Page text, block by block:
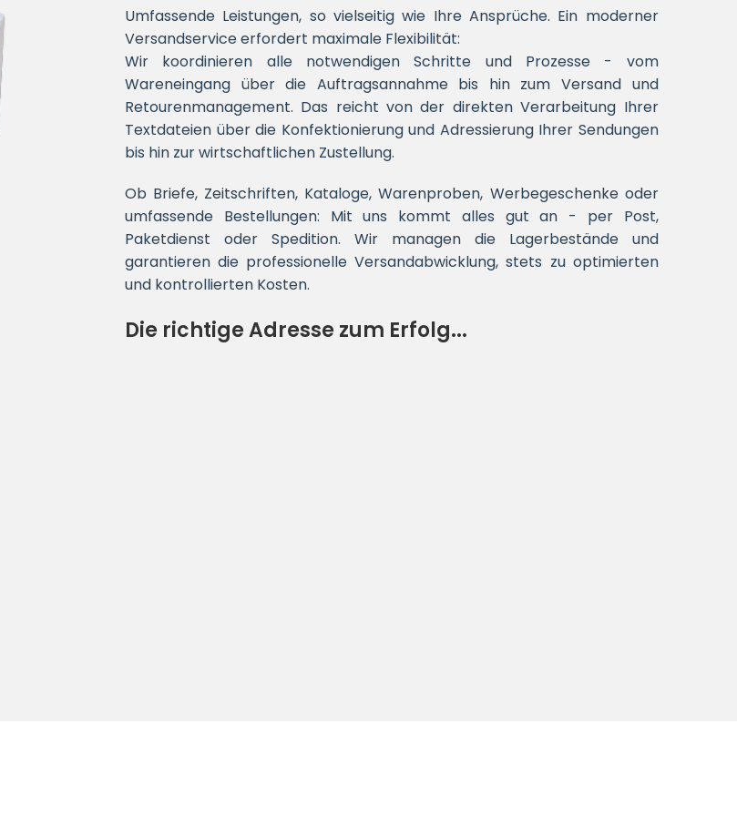
Umfassende Leistungen, so vielseitig wie Ihre Ansprüche. Ein moderner
Versandservice erfordert maximale Flexibilität:
Wir koordinieren alle notwendigen Schritte und Prozesse - vom
Wareneingang über die Auftragsannahme bis hin zum Versand und
Retourenmanagement. Das reicht von der direkten Verarbeitung Ihrer
Textdateien über die Konfektionierung und Adressierung Ihrer Sendungen
bis hin zur wirtschaftlichen Zustellung.
Ob Briefe, Zeitschriften, Kataloge, Warenproben, Werbegeschenke oder
umfassende Bestellungen: Mit uns kommt alles gut an - per Post,
Paketdienst oder Spedition. Wir managen die Lagerbestände und
garantieren die professionelle Versandabwicklung, stets zu optimierten
und kontrollierten Kosten.
Die richtige Adresse zum Erfolg...